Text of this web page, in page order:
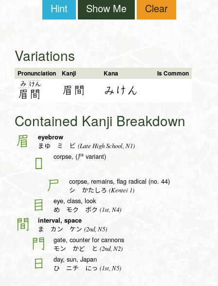
Hint Show Me Clear
Variations
Pronunciation Kanji Kana Is Common
み
眉
けん
間 眉間 みけん
Contained Kanji Breakdown
眉 eyebrow
まゆ ミ ビ (Late High School, N1)
𠃜 corpse, (尸 variant)
尸 corpse, remains, flag radical (no. 44)
シ かたしろ (Kentei 1)
目 eye, class, look
め モク ボク (1st, N4)
間 interval, space
ま カン ケン (2nd, N5)
門 gate, counter for cannons
モン かど と (2nd, N2)
日 day, sun, Japan
ひ ニチ にっ (1st, N5)